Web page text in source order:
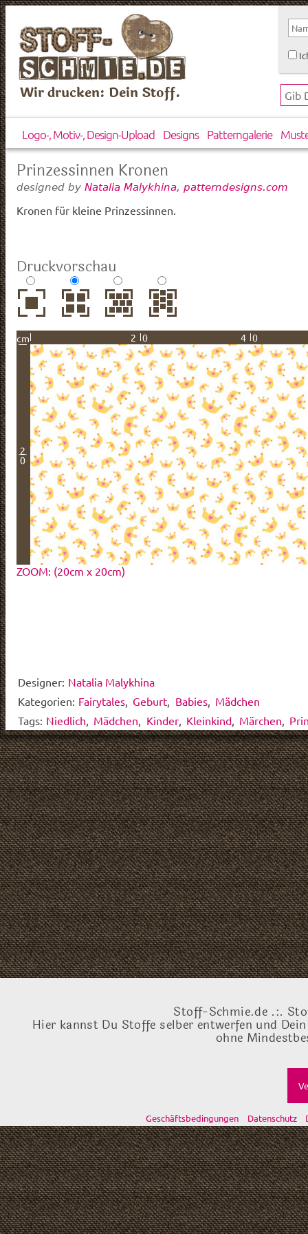
Wir drucken: Dein Stoff.
Logo-, Motiv-, Design-Upload Designs Patterngalerie
Prinzessinnen Kronen
designed by Natalia Malykhina, patterndesigns.com
Kronen für kleine Prinzessinnen.
Druckvorschau
cm 20 40
2
0
ZOOM: (20cm x 20cm)
Designer: Natalia Malykhina
Kategorien: Fairytales Geburt Babies, Mädchen
Tags: Niedlich Mädchen Kinder, Kleinkind, Märchen
Stoff-Schmie.de .:.
Hier kannst Du Stoffe selber entwerfen und
ohne
Geschäftsbedingungen Datenschutz